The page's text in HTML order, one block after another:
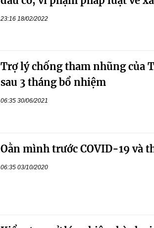
23:16 18/02/2022
Trợ lý chống tham nhũng của
sau 3 tháng bổ nhiệm
06:35 30/06/2021
Oằn mình trước COVID-19 và
06:35 03/10/2020